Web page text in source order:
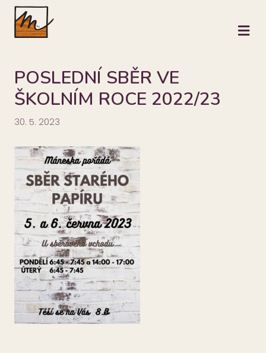
POSLEDNÍ SBĚR VE
ŠKOLNÍM ROCE 2022/23
30. 5. 2023